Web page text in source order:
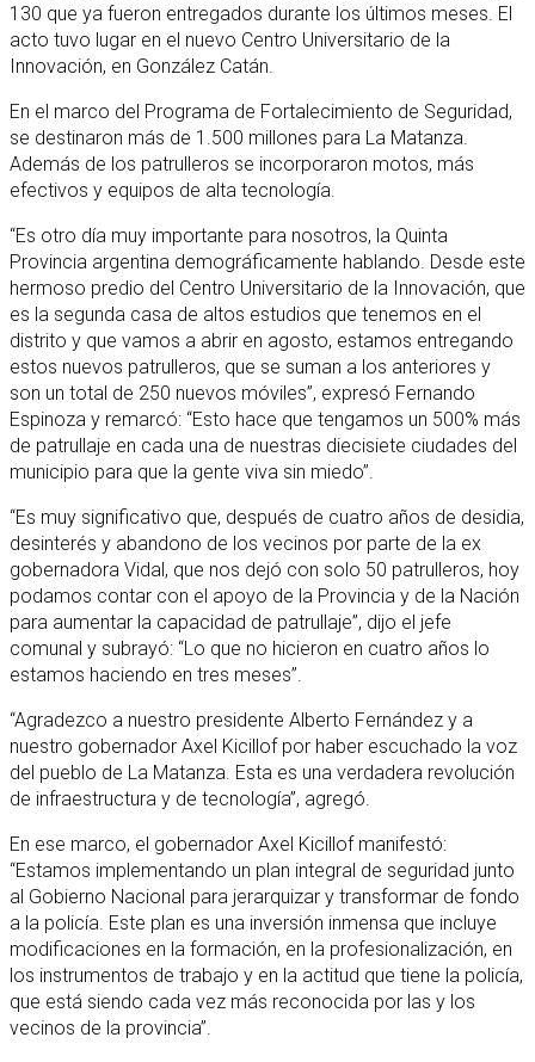
130 que ya fueron entregados durante los últimos meses. El
acto tuvo lugar en el nuevo Centro Universitario de la
Innovación, en González Catán.
En el marco del Programa de Fortalecimiento de Seguridad,
se destinaron más de 1.500 millones para La Matanza.
Además de los patrulleros se incorporaron motos, más
efectivos y equipos de alta tecnología.
“Es otro día muy importante para nosotros, la Quinta
Provincia argentina demográficamente hablando. Desde este
hermoso predio del Centro Universitario de la Innovación, que
es la segunda casa de altos estudios que tenemos en el
distrito y que vamos a abrir en agosto, estamos entregando
estos nuevos patrulleros, que se suman a los anteriores y
son un total de 250 nuevos móviles”, expresó Fernando
Espinoza y remarcó: “Esto hace que tengamos un 500% más
de patrullaje en cada una de nuestras diecisiete ciudades del
municipio para que la gente viva sin miedo”.
“Es muy significativo que, después de cuatro años de desidia,
desinterés y abandono de los vecinos por parte de la ex
gobernadora Vidal, que nos dejó con solo 50 patrulleros, hoy
podamos contar con el apoyo de la Provincia y de la Nación
para aumentar la capacidad de patrullaje”, dijo el jefe
comunal y subrayó: “Lo que no hicieron en cuatro años lo
estamos haciendo en tres meses”.
“Agradezco a nuestro presidente Alberto Fernández y a
nuestro gobernador Axel Kicillof por haber escuchado la voz
del pueblo de La Matanza. Esta es una verdadera revolución
de infraestructura y de tecnología”, agregó.
En ese marco, el gobernador Axel Kicillof manifestó:
“Estamos implementando un plan integral de seguridad junto
al Gobierno Nacional para jerarquizar y transformar de fondo
a la policía. Este plan es una inversión inmensa que incluye
modificaciones en la formación, en la profesionalización, en
los instrumentos de trabajo y en la actitud que tiene la policía,
que está siendo cada vez más reconocida por las y los
vecinos de la provincia”.